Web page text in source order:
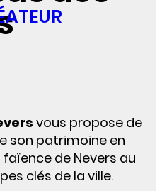
vous propose de
son patrimoine en
de Nevers au
clés de la ville.